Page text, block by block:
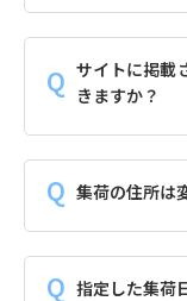
サイトに掲載
きますか？
集荷の住所は
指定した集荷